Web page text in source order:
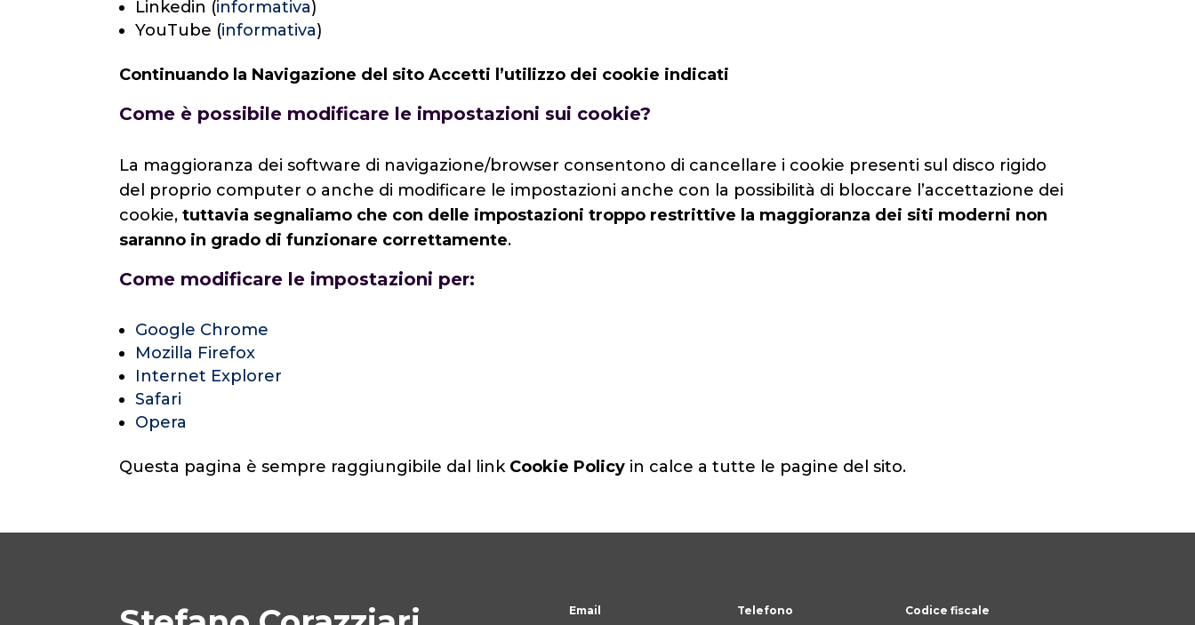
Linkedin (informativa)
YouTube (informativa)
Continuando la Navigazione del sito Accetti l’utilizzo dei cookie indicati
Come è possibile modificare le impostazioni sui cookie?
La maggioranza dei software di navigazione/browser consentono di cancellare i cookie presenti sul disco rigido
del proprio computer o anche di modificare le impostazioni anche con la possibilità di bloccare l’accettazione dei
cookie,tuttavia segnaliamo che con delle impostazioni troppo restrittive la maggioranza dei siti moderni non
saranno in grado di funzionare correttamente.
Come modificare le impostazioni per:
Google Chrome
Mozilla Firefox
Internet Explorer
Safari
Opera
Questa pagina è sempre raggiungibile dal link Cookie Policy in calce a tutte le pagine del sito.
Email Telefono Codice fiscale